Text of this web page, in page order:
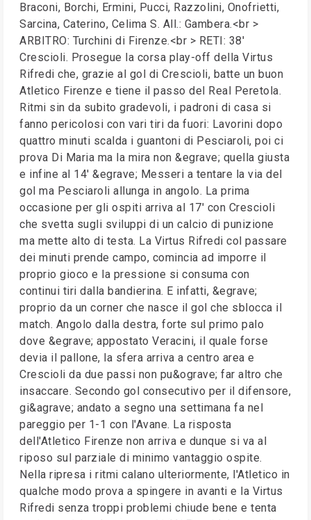
Braconi, Borchi, Ermini, Pucci, Razzolini, Onofrietti,
Sarcina, Caterino, Celima S. All.: Gambera.<br >
ARBITRO: Turchini di Firenze.<br > RETI: 38'
Crescioli. Prosegue la corsa play-off della Virtus
Rifredi che, grazie al gol di Crescioli, batte un buon
Atletico Firenze e tiene il passo del Real Peretola.
Ritmi sin da subito gradevoli, i padroni di casa si
fanno pericolosi con vari tiri da fuori: Lavorini dopo
quattro minuti scalda i guantoni di Pesciaroli, poi ci
prova Di Maria ma la mira non &egrave; quella giusta
e infine al 14' &egrave; Messeri a tentare la via del
gol ma Pesciaroli allunga in angolo. La prima
occasione per gli ospiti arriva al 17' con Crescioli
che svetta sugli sviluppi di un calcio di punizione
ma mette alto di testa. La Virtus Rifredi col passare
dei minuti prende campo, comincia ad imporre il
proprio gioco e la pressione si consuma con
continui tiri dalla bandierina. E infatti, &egrave;
proprio da un corner che nasce il gol che sblocca il
match. Angolo dalla destra, forte sul primo palo
dove &egrave; appostato Veracini, il quale forse
devia il pallone, la sfera arriva a centro area e
Crescioli da due passi non pu&ograve; far altro che
insaccare. Secondo gol consecutivo per il difensore,
gi&agrave; andato a segno una settimana fa nel
pareggio per 1-1 con l'Avane. La risposta
dell'Atletico Firenze non arriva e dunque si va al
riposo sul parziale di minimo vantaggio ospite.
Nella ripresa i ritmi calano ulteriormente, l'Atletico in
qualche modo prova a spingere in avanti e la Virtus
Rifredi senza troppi problemi chiude bene e tenta